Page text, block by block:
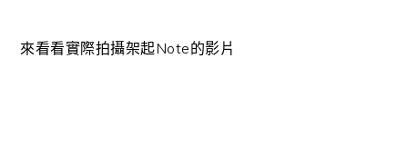
來看看實際拍攝架起Note的影片